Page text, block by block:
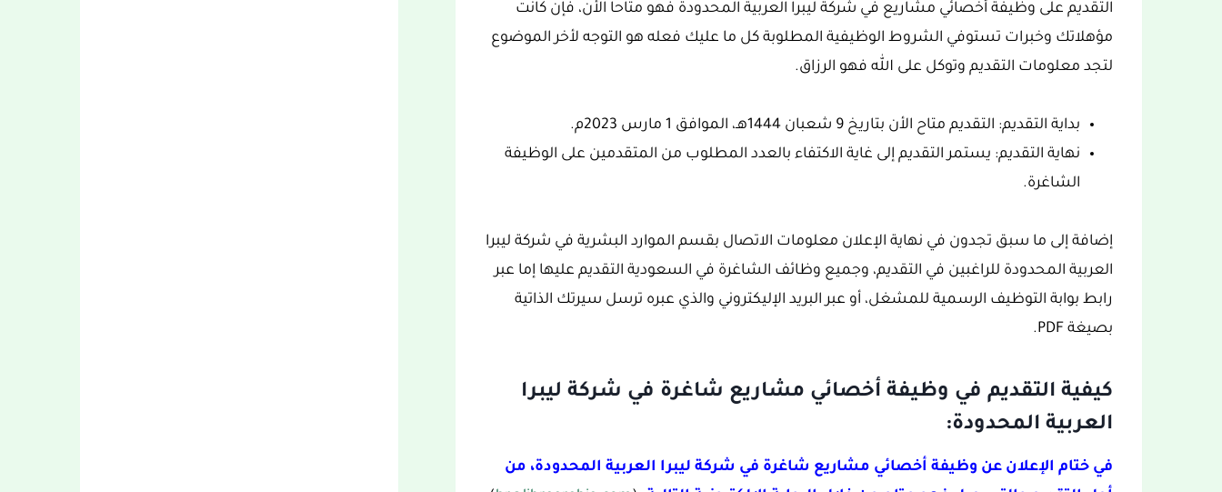
التقديم على وظيفة أخصائي مشاريع في شركة ليبرا العربية المحدودة فهو متاحا الأن، فإن كانت
مؤهلاتك وخبرات تستوفي الشروط الوظيفية المطلوبة كل ما عليك فعله هو التوجه لأخر الموضوع
لتجد معلومات التقديم وتوكل على الله فهو الرزاق.
بداية التقديم: التقديم متاح الأن بتاريخ 9 شعبان 1444هـ، الموافق 1 مارس 2023م.
نهاية التقديم: يستمر التقديم إلى غاية الاكتفاء بالعدد المطلوب من المتقدمين على الوظيفة
الشاغرة.
إضافة إلى ما سبق تجدون في نهاية الإعلان معلومات الاتصال بقسم الموارد البشرية في شركة ليبرا
العربية المحدودة للراغبين في التقديم، وجميع وظائف الشاغرة في السعودية التقديم عليها إما عبر
رابط بوابة التوظيف الرسمية للمشغل، أو عبر البريد الإليكتروني والذي عبره ترسل سيرتك الذاتية
بصيغة PDF.
كيفية التقديم في وظيفة أخصائي مشاريع شاغرة في شركة ليبرا
العربية المحدودة:
في ختام الإعلان عن وظيفة أخصائي مشاريع شاغرة في شركة ليبرا العربية المحدودة، من